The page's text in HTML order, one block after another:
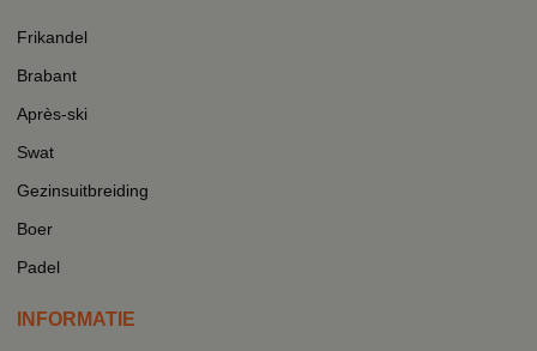
Frikandel
Brabant
Après-ski
Swat
Gezinsuitbreiding
Boer
Padel
INFORMATIE